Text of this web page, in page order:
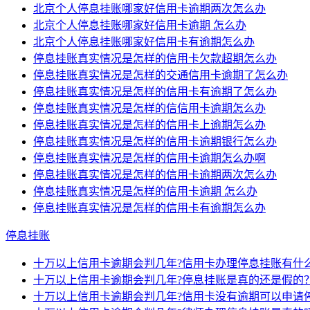
北京个人停息挂账哪家好信用卡逾期两次怎么办
北京个人停息挂账哪家好信用卡逾期 怎么办
北京个人停息挂账哪家好信用卡有逾期怎么办
停息挂账真实情况是怎样的信用卡欠款超期怎么办
停息挂账真实情况是怎样的交通信用卡逾期了怎么办
停息挂账真实情况是怎样的信用卡有逾期了怎么办
停息挂账真实情况是怎样的信信用卡逾期怎么办
停息挂账真实情况是怎样的信用卡上逾期怎么办
停息挂账真实情况是怎样的信用卡逾期银行怎么办
停息挂账真实情况是怎样的信用卡逾期怎么办啊
停息挂账真实情况是怎样的信用卡逾期两次怎么办
停息挂账真实情况是怎样的信用卡逾期 怎么办
停息挂账真实情况是怎样的信用卡有逾期怎么办
停息挂账
十万以上信用卡逾期会判几年?信用卡办理停息挂账有什
十万以上信用卡逾期会判几年?停息挂账是真的还是假的？
十万以上信用卡逾期会判几年?信用卡没有逾期可以申请